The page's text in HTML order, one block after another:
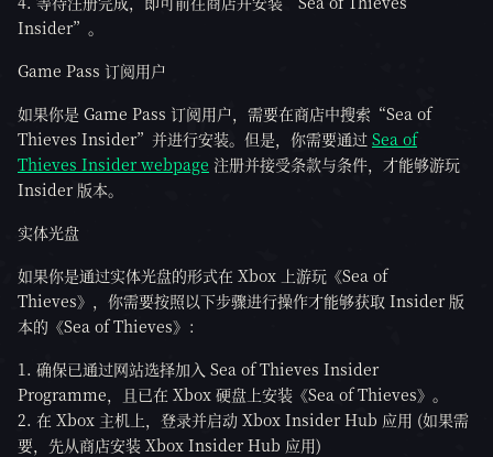
Insider”。
Game Pass 订阅用户
如果你是 Game Pass 订阅用户，需要在商店中搜索“Sea of
Thieves Insider”并进行安装。但是，你需要通过 Sea of
Thieves Insider webpage 注册并接受条款与条件，才能够游玩
Insider 版本。
实体光盘
如果你是通过实体光盘的形式在 Xbox 上游玩《Sea of
Thieves》，你需要按照以下步骤进行操作才能够获取 Insider 版
本的《Sea of Thieves》：
确保已通过网站选择加入 Sea of Thieves Insider
Programme，且已在 Xbox 硬盘上安装《Sea of Thieves》。
在 Xbox 主机上，登录并启动 Xbox Insider Hub 应用 (如果需
要，先从商店安装 Xbox Insider Hub 应用)